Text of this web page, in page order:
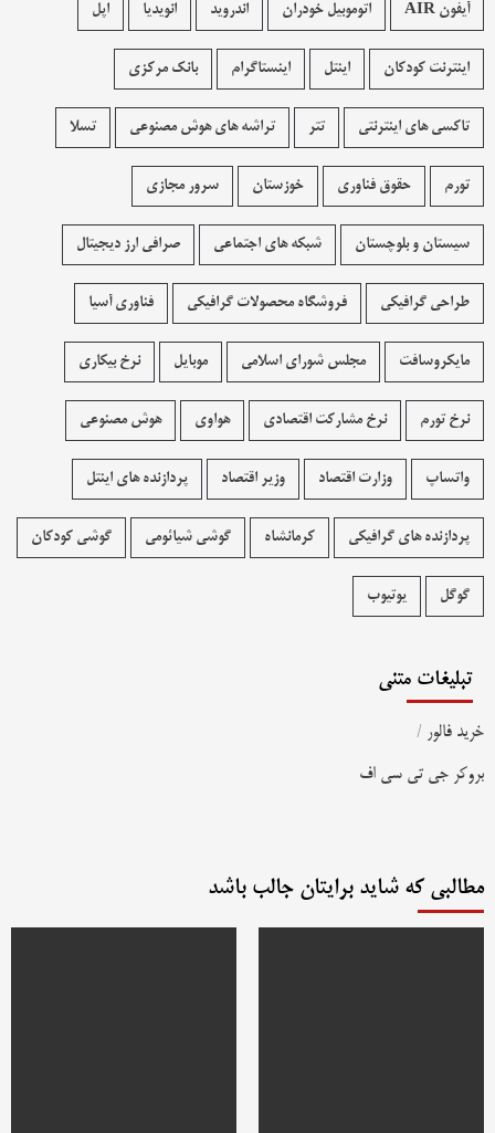
آیفون AIR اتوموبیل خودران اندروید انویدیا اپل
اینترنت کودکان اینتل اینستاگرام بانک مرکزی
تاکسی های اینترنتی تتر تراشه های هوش مصنوعی تسلا
تورم حقوق فناوری خوزستان سرور مجازی
سیستان و بلوچستان شبکه های اجتماعی صرافی ارز دیجیتال
طراحی گرافیکی فروشگاه محصولات گرافيکی فناوری آسیا
مایکروسافت مجلس شورای اسلامی موبایل نرخ بیکاری
نرخ تورم نرخ مشارکت اقتصادی هواوی هوش مصنوعی
واتساپ وزارت اقتصاد وزیر اقتصاد پردازنده های اینتل
پردازنده های گرافیکی کرمانشاه گوشی شیائومی گوشی کودکان
گوگل یوتیوب
تبلیغات متنی
خرید فالور /
بروکر جی تی سی اف
مطالبی که شاید برایتان جالب باشد